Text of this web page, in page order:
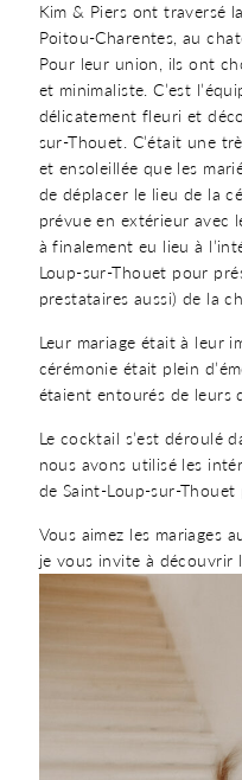
Kim & Piers ont traversé
Poitou-Charentes, au
Pour leur union, ils ont
et minimaliste. C’est
délicatement fleuri et
sur-Thouet. C’était une
et ensoleillée que les
de déplacer le lieu de la
prévue en extérieur avec
à finalement eu lieu à
Loup-sur-Thouet pour
prestataires aussi) de la
Leur mariage était à leur
cérémonie était plein
étaient entourés de leurs
Le cocktail s’est déroulé
nous avons utilisé les
de Saint-Loup-sur-
Vous aimez les mariages
je vous invite à découvrir